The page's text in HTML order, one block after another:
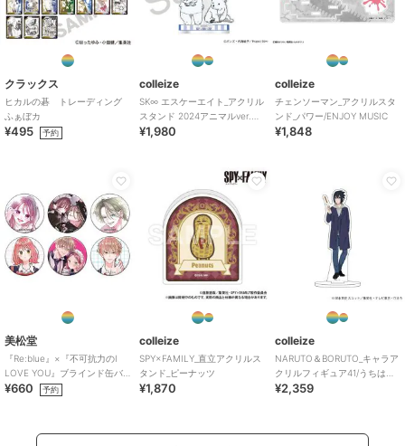
colleize
タンド2 1.日向翔陽
¥
2,574
みけもますこっと 12 角
名倫太郎
¥ 2,860
シーサー
1,716
colleize
1,980
colleize
【ランダム】【再販】ち
いかわ_スナップマイド2
1BOX 【BOX／16パッ
5,280
ドラゴンクエスト_メタ
リックモンスターズギャ
ラリー エリミネーター
クラックス
ヒカルの碁 トレーディング
ふぁぼカ
¥495 予約
colleize
SK∞ エスケーエイト_アクリル
スタンド 2024アニマルver.
SNOW
¥1,980
colleize
チェンソーマン_アクリルスタ
ンド_パワー/ENJOY MUSIC
¥1,848
美松堂
『Re:blue』×『不可抗力のI
LOVE YOU』ブラインド缶バ
ッジ（全6種）
¥660 予約
colleize
SPY×FAMILY_直立アクリルス
タンド_ピーナッツ
¥1,870
colleize
NARUTO＆BORUTO_キャラア
クリルフィギュア41/うちはサ
スケ テーマパークver.(描き下
¥2,359